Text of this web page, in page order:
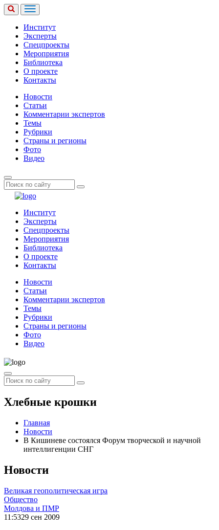
Институт
Эксперты
Спецпроекты
Мероприятия
Библиотека
О проекте
Контакты
Новости
Статьи
Комментарии экспертов
Темы
Рубрики
Страны и регионы
Фото
Видео
Институт
Эксперты
Спецпроекты
Мероприятия
Библиотека
О проекте
Контакты
Новости
Статьи
Комментарии экспертов
Темы
Рубрики
Страны и регионы
Фото
Видео
Хлебные крошки
Главная
Новости
В Кишиневе состоялся Форум творческой и научной
интеллигенции СНГ
Новости
Великая геополитическая игра
Общество
Молдова и ПМР
11:5329 сен 2009